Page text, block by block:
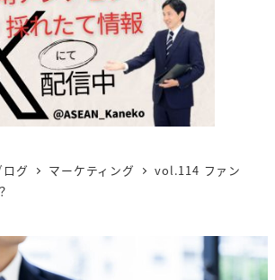
ログ マーケティング
vol.114 ファン